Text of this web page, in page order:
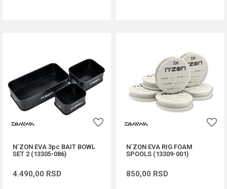
N`ZON EVA 3pc BAIT BOWL
SET 2 (13305-086)
4.490,00 RSD
N`ZON EVA RIG FOAM
SPOOLS (13309-001)
850,00 RSD